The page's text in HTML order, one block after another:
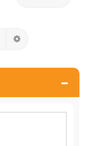
Rechercher